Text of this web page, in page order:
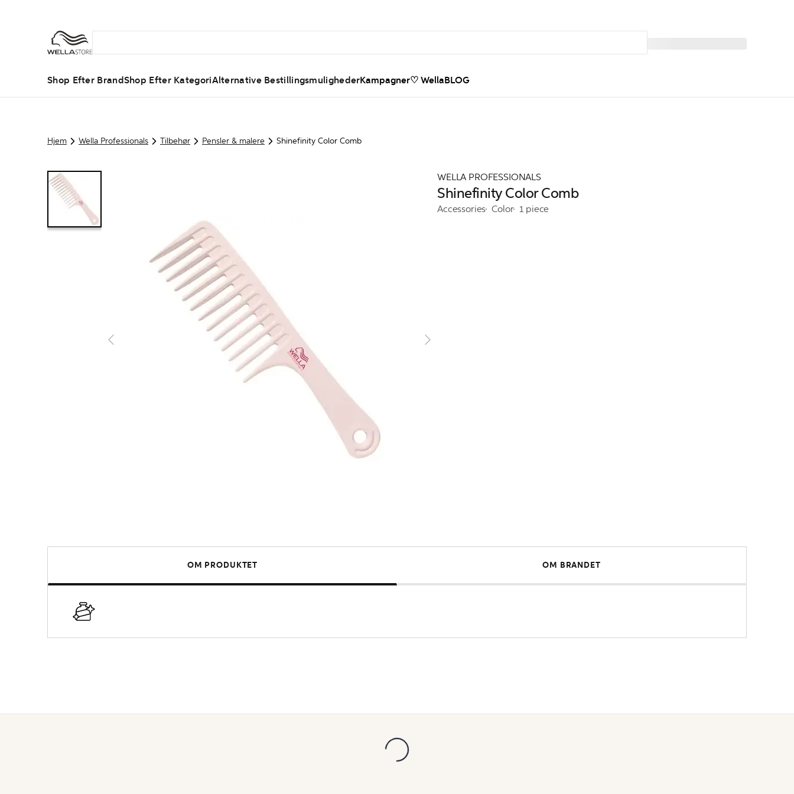
Shop Efter BrandShop Efter KategoriAlternative BestillingsmulighederKampagner♡ WellaBLOG
Hjem Wella Professionals Tilbehør Pensler & malere Shinefinity Color Comb
WELLA PROFESSIONALS
Shinefinity Color Comb
Accessories Color 1 piece
OM PRODUKTET OM BRANDET